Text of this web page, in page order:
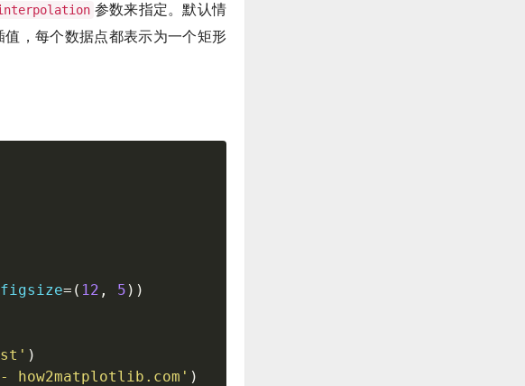
参数来指定。默认情
值，每个数据点都表示为一个矩形
figsize= ( 12 , 5 ) )
)
)